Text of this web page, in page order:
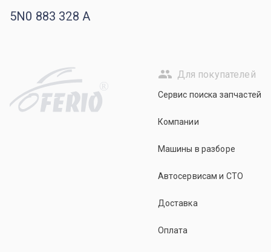
5N0 883 328 A
R
Для покупателей
Сервис поиска запчастей
Компании
Машины в разборе
Автосервисам и СТО
Доставка
Оплата